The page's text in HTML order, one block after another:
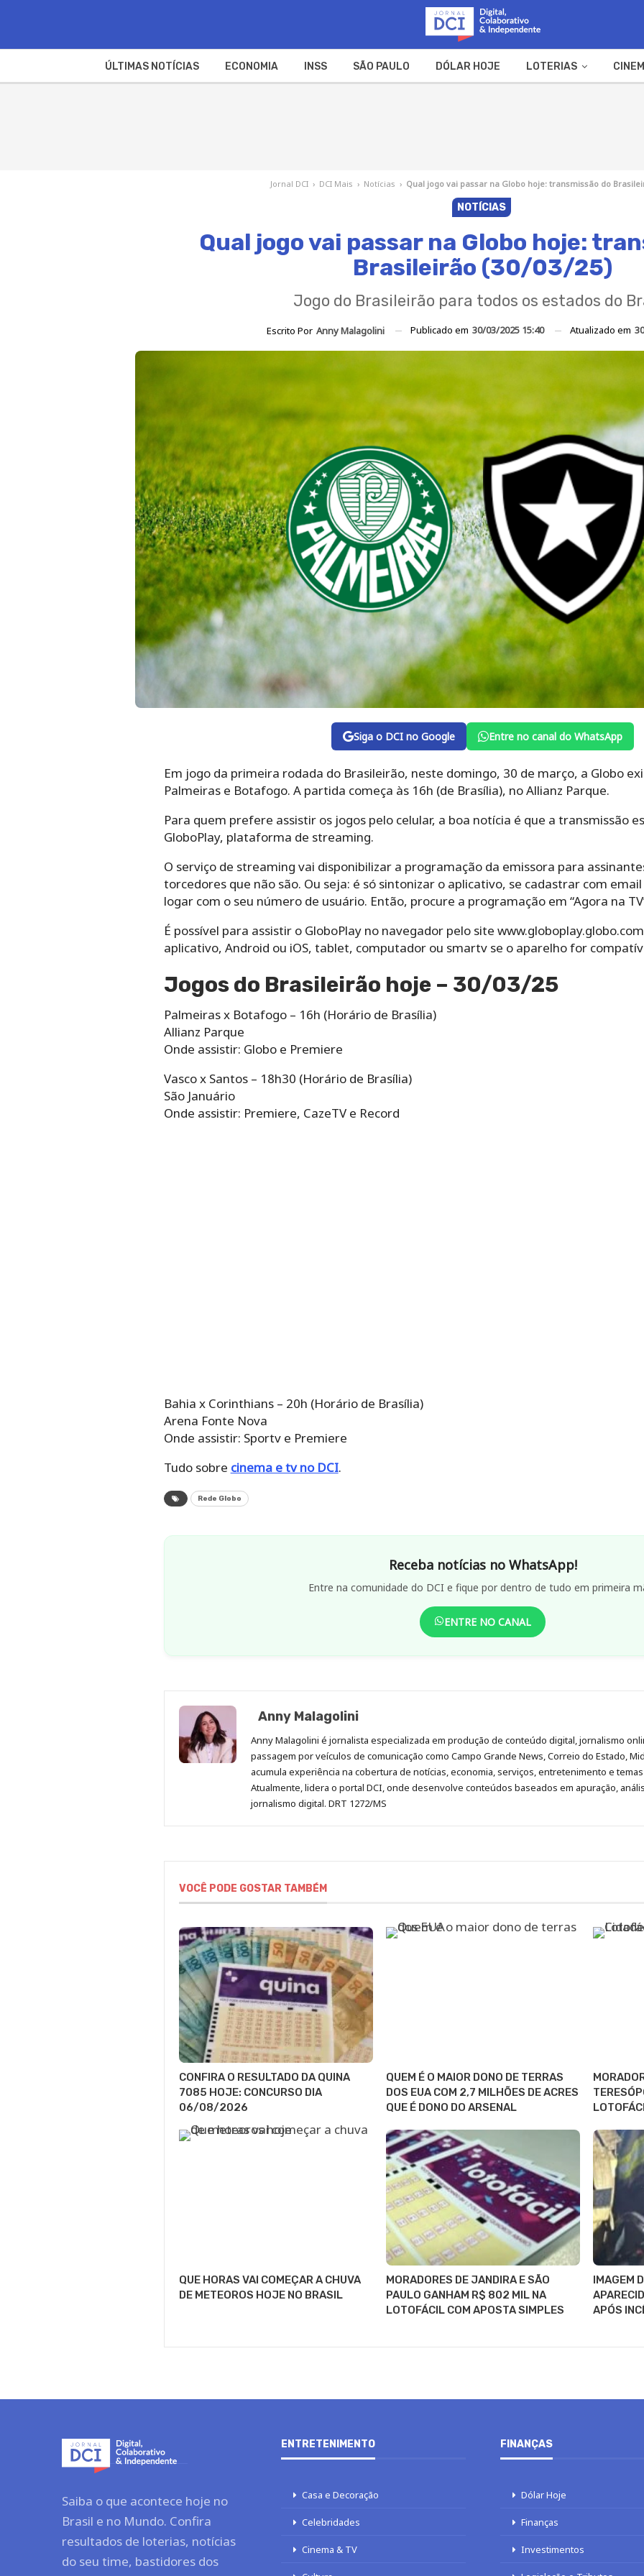
ÚLTIMAS NOTÍCIAS ECONOMIA INSS SÃO PAULO DÓLAR HOJE LOTERIAS
Jornal DCI › DCI Mais › Notícias › Qual jogo vai passar na Globo hoje: transmissão do
NOTÍCIAS
Qual jogo vai passar na Globo hoje:
Brasileirão (30/03/25)
Jogo do Brasileirão para todos os estados do
Escrito Por Anny Malagolini Publicado em 30/03/2025 15:40 Atualizado em
Siga o DCI no Google Entre no canal do WhatsApp
Em jogo da primeira rodada do Brasileirão, neste domingo, 30 de março, a Globo
Palmeiras e Botafogo. A partida começa às 16h (de Brasília), no Allianz Parque.
Para quem prefere assistir os jogos pelo celular, a boa notícia é que a transmissão
GloboPlay, plataforma de streaming.
O serviço de streaming vai disponibilizar a programação da emissora para
torcedores que não são. Ou seja: é só sintonizar o aplicativo, se cadastrar com
logar com o seu número de usuário. Então, procure a programação em “Agora na
É possível para assistir o GloboPlay no navegador pelo site
aplicativo, Android ou iOS, tablet, computador ou smartv se o aparelho for
Jogos do Brasileirão hoje – 30/03/25
Palmeiras x Botafogo – 16h (Horário de Brasília)
Allianz Parque
Onde assistir: Globo e Premiere
Vasco x Santos – 18h30 (Horário de Brasília)
São Januário
Onde assistir: Premiere, CazeTV e Record
Bahia x Corinthians – 20h (Horário de Brasília)
Arena Fonte Nova
Onde assistir: Sportv e Premiere
Tudo sobre cinema e tv no DCI.
Rede Globo
Receba notícias no WhatsApp!
Entre na comunidade do DCI e fique por dentro de tudo em primeira
ENTRE NO CANAL
Anny Malagolini
Anny Malagolini é jornalista especializada em produção de conteúdo digital, jornalismo
passagem por veículos de comunicação como Campo Grande News, Correio do Estado,
acumula experiência na cobertura de notícias, economia, serviços, entretenimento e
Atualmente, lidera o portal DCI, onde desenvolve conteúdos baseados em apuração,
jornalismo digital. DRT 1272/MS
VOCÊ PODE GOSTAR TAMBÉM
CONFIRA O RESULTADO DA QUINA
7085 HOJE: CONCURSO DIA
06/08/2026
QUEM É O MAIOR DONO DE TERRAS
DOS EUA COM 2,7 MILHÕES DE ACRES
QUE É DONO DO ARSENAL
QUE HORAS VAI COMEÇAR A CHUVA
DE METEOROS HOJE NO BRASIL
MORADORES DE JANDIRA E SÃO
PAULO GANHAM R$ 802 MIL NA
LOTOFÁCIL COM APOSTA SIMPLES
IMAGEM
APÓS
Saiba o que acontece hoje no
Brasil e no Mundo. Confira
resultados de loterias, notícias
do seu time, bastidores dos
ENTRETENIMENTO
Casa e Decoração
Celebridades
Cinema & TV
FINANÇAS
Dólar Hoje
Finanças
Investimentos